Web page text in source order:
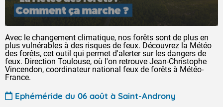
Avec le changement climatique, nos forêts sont de plus en
plus vulnérables à des risques de feux. Découvrez la Météo
des forêts, cet outil qui permet d'alerter sur les dangers de
feux. Direction Toulouse, où l'on retrouve Jean-Christophe
Vincendon, coordinateur national feux de forêts à Météo-
France.
Ephéméride du 06 août à Saint-Androny